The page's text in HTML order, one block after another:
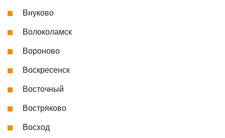
Внуково
Волоколамск
Вороново
Воскресенск
Восточный
Востряково
Восход